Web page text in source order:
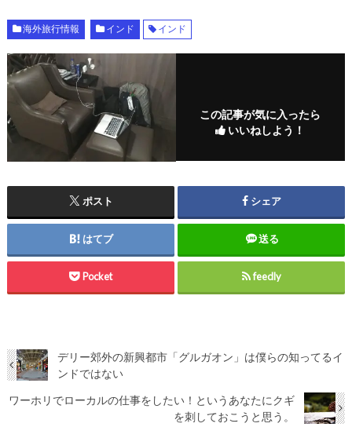
海外旅行情報 インド インド
この記事が気に入ったら
いいねしよう！
ポスト シェア
はてブ 送る
Pocket feedly
デリー郊外の新興都市「グルガオン」は僕らの知ってるイ
ンドではない
ワーホリでローカルの仕事をしたい！というあなたにクギ
を刺しておこうと思う。